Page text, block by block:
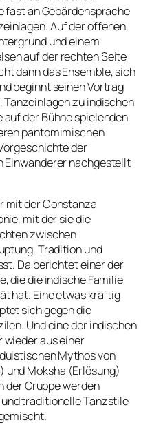
an Gebärdensprache
Auf der offenen,
und einem
auf der rechten Seite
dann das Ensemble, sich
beginnt seinen Vortrag
Tanzeinlagen zu indischen
der Bühne spielenden
pantomimischen
der
Einwanderer nachgestellt
mit der Constanza
mit der sie die
zwischen
Tradition und
Da berichtet einer der
die die indische Familie
hat. Eine etwas kräftig
sich gegen die
Und eine der indischen
aus einer
Mythos von
Moksha (Erlösung)
der Gruppe werden
traditionelle Tanzstile